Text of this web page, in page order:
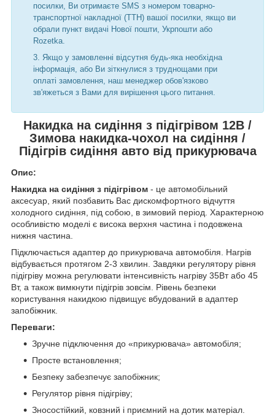
посилки, Ви отримаєте SMS з номером товарно-
транспортної накладної (ТТН) вашої посилки, якщо ви
обрали пункт видачі Нової пошти, Укрпошти або
Rozetka.
Якщо у замовленні відсутня будь-яка необхідна
інформація, або Ви зіткнулися з труднощами при
оплаті замовлення, наш менеджер обов'язково
зв'яжеться з Вами для вирішення цього питання.
Накидка на сидіння з підігрівом 12В /
Зимова накидка-чохол на сидіння /
Підігрів сидіння авто від прикурювача
Опис:
Накидка на сидіння з підігрівом - це автомобільний
аксесуар, який позбавить Вас дискомфортного відчуття
холодного сидіння, під собою, в зимовий період. Характерною
особливістю моделі є висока верхня частина і подовжена
нижня частина.
Підключається адаптер до прикурювача автомобіля. Нагрів
відбувається протягом 2-3 хвилин. Завдяки регулятору рівня
підігріву можна регулювати інтенсивність нагріву 35Вт або 45
Вт, а також вимкнути підігрів зовсім. Рівень безпеки
користування накидкою підвищує вбудований в адаптер
запобіжник.
Переваги:
Зручне підключення до «прикурювача» автомобіля;
Просте встановлення;
Безпеку забезпечує запобіжник;
Регулятор рівня підігріву;
Зносостійкий, ковзний і приємний на дотик матеріал.